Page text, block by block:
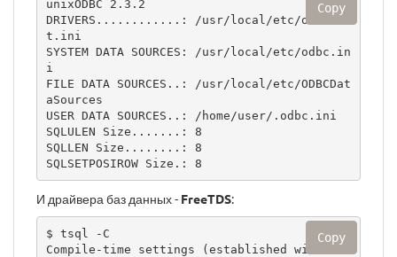
unixODBC 2.3.2
DRIVERS............: /usr/local/etc/odbcins
t.ini
SYSTEM DATA SOURCES: /usr/local/etc/odbc.in
i
FILE DATA SOURCES..: /usr/local/etc/ODBCDat
aSources
USER DATA SOURCES..: /home/user/.odbc.ini
SQLULEN Size.......: 8
SQLLEN Size........: 8
SQLSETPOSIROW Size.: 8
Copy
И драйвера баз данных - FreeTDS:
$ tsql -C
Compile-time settings (established with the
Copy